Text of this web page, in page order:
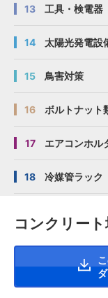
13 工具・検電器
14 太陽光発電設
15 鳥害対策
16 ボルトナット
17 エアコンホル
18 冷媒管ラック
コンクリー